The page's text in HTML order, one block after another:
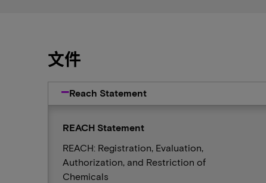
文件
Reach Statement
REACH Statement
REACH: Registration, Evaluation,
Authorization, and Restriction of
Chemicals